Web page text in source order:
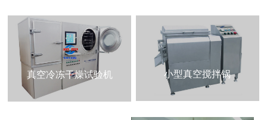
真空冷冻干燥试验机 小型真空搅拌锅